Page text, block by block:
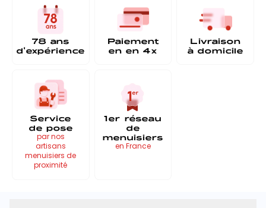
78 ans
d'expérience
Paiement
en en 4x
Livraison
à domicile
Service
de pose
par nos
artisans
menuisiers de
proximité
1er réseau
de
menuisiers
en France